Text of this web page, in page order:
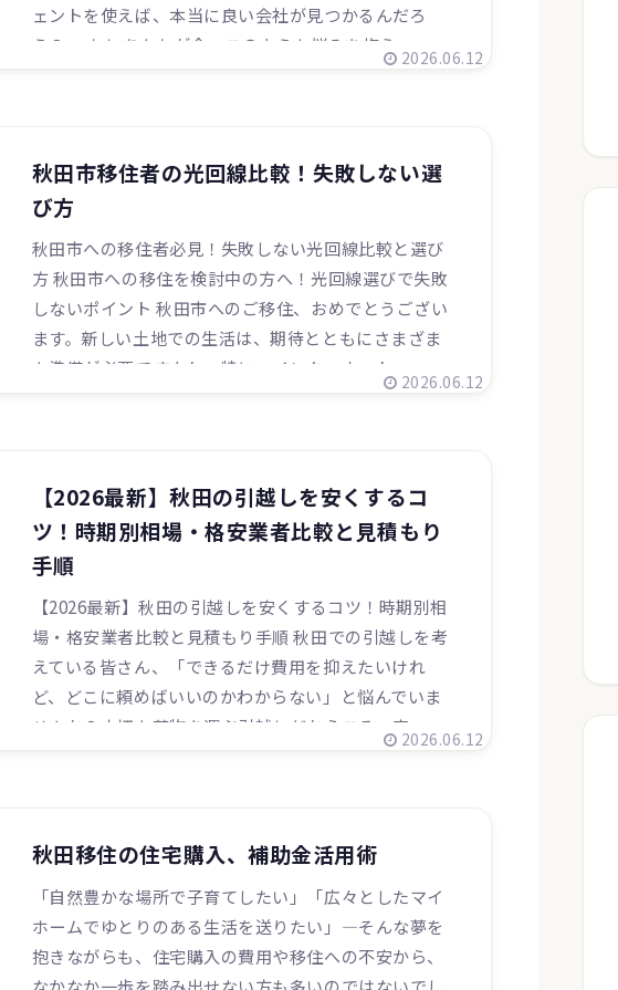
ェントを使えば、本当に良い会社が見つかるんだろ
う？」 もしあなたが今、このような悩みを抱え...
2026.06.12
秋田市移住者の光回線比較！失敗しない選
び方
秋田市への移住者必見！失敗しない光回線比較と選び
方 秋田市への移住を検討中の方へ！光回線選びで失敗
しないポイント 秋田市へのご移住、おめでとうござい
ます。新しい土地での生活は、期待とともにさまざま
な準備が必要ですよね。特に、インターネット...
2026.06.12
【2026最新】秋田の引越しを安くするコ
ツ！時期別相場・格安業者比較と見積もり
手順
【2026最新】秋田の引越しを安くするコツ！時期別相
場・格安業者比較と見積もり手順 秋田での引越しを考
えている皆さん、「できるだけ費用を抑えたいけれ
ど、どこに頼めばいいのかわからない」と悩んでいま
せんか？大切な荷物を運ぶ引越しだからこそ、安...
2026.06.12
秋田移住の住宅購入、補助金活用術
「自然豊かな場所で子育てしたい」「広々としたマイ
ホームでゆとりのある生活を送りたい」—そんな夢を
抱きながらも、住宅購入の費用や移住への不安から、